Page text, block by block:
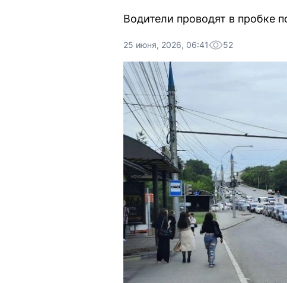
Водители проводят в пробке
25 июня, 2026, 06:41 52